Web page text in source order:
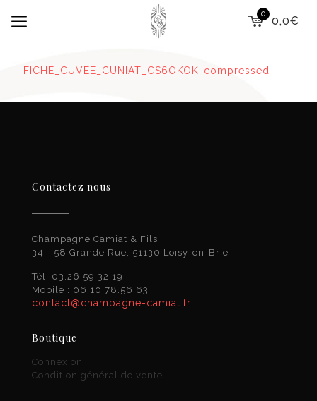
0
0,0€
FICHE_CUVEE_CUNIAT_CS6OKOK-compressed
Contactez nous
Champagne Camiat & Fils
34 - 58 Grande Rue, 51130 Loisy-en-Brie
Tél. 03.26.59.32.19
Mobile : 06.10.78.56.63
contact@champagne-camiat.fr
Boutique
Connexion
Condition général de vente